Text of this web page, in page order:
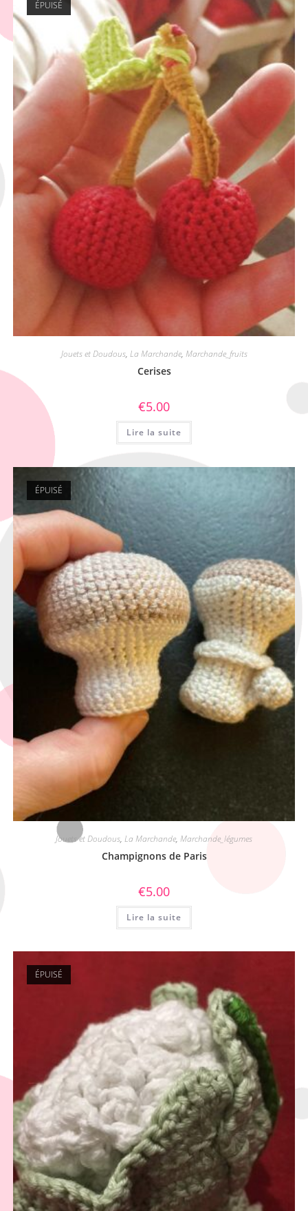
ÉPUISÉ
Jouets et Doudous, La Marchande, Marchande_fruits
Cerises
€5.00
Lire la suite
ÉPUISÉ
Jouets et Doudous, La Marchande, Marchande_légumes
Champignons de Paris
€5.00
Lire la suite
ÉPUISÉ